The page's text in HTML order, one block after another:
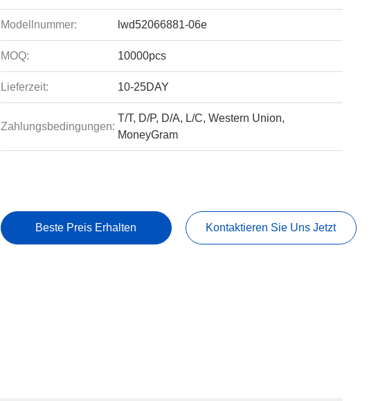
Modellnummer: lwd52066881-06e
MOQ: 10000pcs
Lieferzeit: 10-25DAY
Zahlungsbedingungen:
T/T, D/P, D/A, L/C, Western Union,
MoneyGram
Beste Preis Erhalten Kontaktieren Sie Uns Jetzt